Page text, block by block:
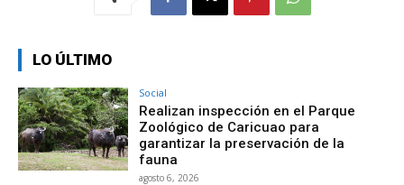
LO ÚLTIMO
Social
Realizan inspección en el Parque
Zoológico de Caricuao para
garantizar la preservación de la
fauna
agosto 6, 2026